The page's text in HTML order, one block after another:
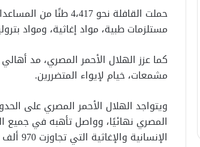
حملت القافلة نحو
مستلزمات طبية، مواد إغاثية، ومواد
كما عزز الهلال الأحمر المصري، مد
مشمعات، خيام لإيواء المتضررين.
ويتواجد الهلال الأحمر المصري على
المصري نهائيًا، وواصل تأهبه في جميع
الإنسانية والإغاثية التي تجاوزت 970 ألف طن، بجهود أكثر من 65 ألف متطوع بالجمعية.